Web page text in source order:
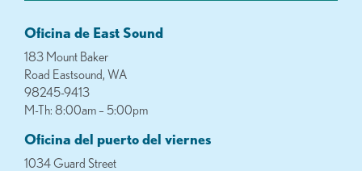
Oficina de East Sound
183 Mount Baker
Road Eastsound, WA
98245-9413
M-Th: 8:00am – 5:00pm
Oficina del puerto del viernes
1034 Guard Street